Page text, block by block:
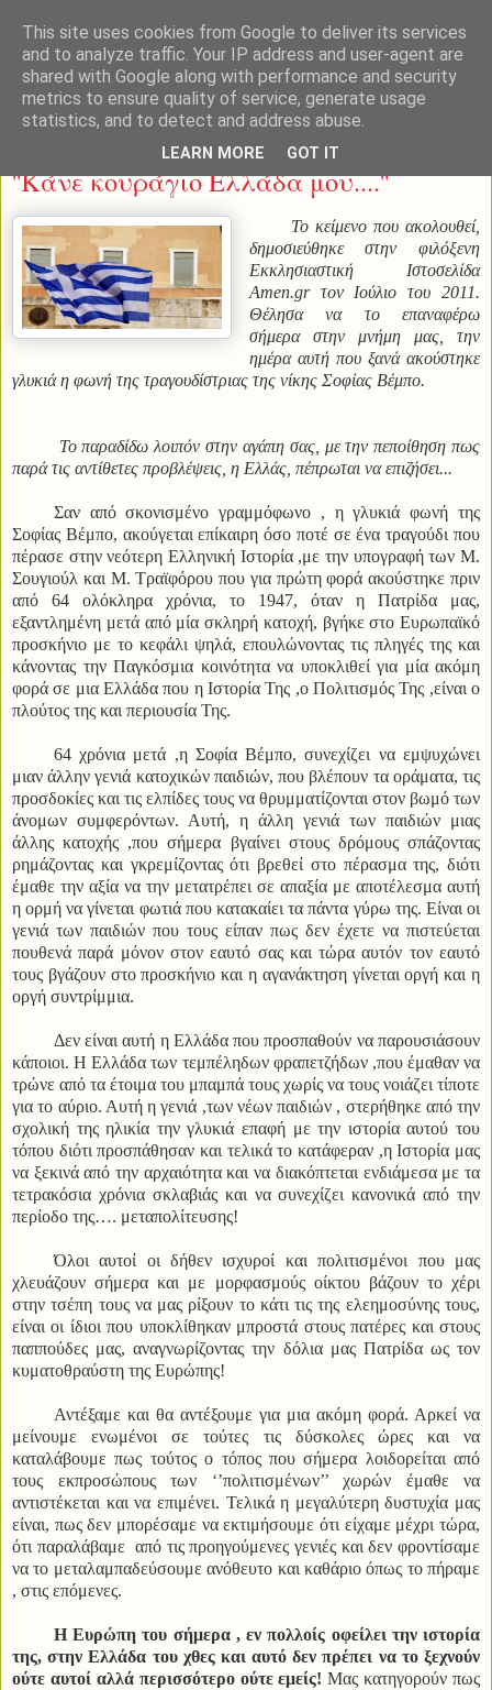
Τετάρτη 28 Οκτωβρίου 2015
''Κάνε κουράγιο Ελλάδα μου....''
Το κείμενο που ακολουθεί,
δημοσιεύθηκε στην φιλόξενη
Εκκλησιαστική Ιστοσελίδα
Amen.gr τον Ιούλιο του 2011.
Θέλησα να το επαναφέρω
σήμερα στην μνήμη μας, την
ημέρα αυτή που ξανά ακούστηκε
γλυκιά η φωνή της τραγουδίστριας της νίκης Σοφίας Βέμπο.
Το παραδίδω λοιπόν στην αγάπη σας, με την πεποίθηση πως
παρά τις αντίθετες προβλέψεις, η Ελλάς, πέπρωται να επιζήσει...
Σαν από σκονισμένο γραμμόφωνο , η γλυκιά φωνή της
Σοφίας Βέμπο, ακούγεται επίκαιρη όσο ποτέ σε ένα τραγούδι που
πέρασε στην νεότερη Ελληνική Ιστορία ,με την υπογραφή των Μ.
Σουγιούλ και Μ. Τραϊφόρου που για πρώτη φορά ακούστηκε πριν
από 64 ολόκληρα χρόνια, το 1947, όταν η Πατρίδα μας,
εξαντλημένη μετά από μία σκληρή κατοχή, βγήκε στο Ευρωπαϊκό
προσκήνιο με το κεφάλι ψηλά, επουλώνοντας τις πληγές της και
κάνοντας την Παγκόσμια κοινότητα να υποκλιθεί για μία ακόμη
φορά σε μια Ελλάδα που η Ιστορία Της ,ο Πολιτισμός Της ,είναι ο
πλούτος της και περιουσία Της.
64 χρόνια μετά ,η Σοφία Βέμπο, συνεχίζει να εμψυχώνει
μιαν άλλην γενιά κατοχικών παιδιών, που βλέπουν τα οράματα, τις
προσδοκίες και τις ελπίδες τους να θρυμματίζονται στον βωμό των
άνομων συμφερόντων. Αυτή, η άλλη γενιά των παιδιών μιας
άλλης κατοχής ,που σήμερα βγαίνει στους δρόμους σπάζοντας
ρημάζοντας και γκρεμίζοντας ότι βρεθεί στο πέρασμα της, διότι
έμαθε την αξία να την μετατρέπει σε απαξία με αποτέλεσμα αυτή
η ορμή να γίνεται φωτιά που κατακαίει τα πάντα γύρω της. Είναι οι
γενιά των παιδιών που τους είπαν πως δεν έχετε να πιστεύεται
πουθενά παρά μόνον στον εαυτό σας και τώρα αυτόν τον εαυτό
τους βγάζουν στο προσκήνιο και η αγανάκτηση γίνεται οργή και η
οργή συντρίμμια.
Δεν είναι αυτή η Ελλάδα που προσπαθούν να παρουσιάσουν
κάποιοι. Η Ελλάδα των τεμπέληδων φραπετζήδων ,που έμαθαν να
τρώνε από τα έτοιμα του μπαμπά τους χωρίς να τους νοιάζει τίποτε
για το αύριο. Αυτή η γενιά ,των νέων παιδιών , στερήθηκε από την
σχολική της ηλικία την γλυκιά επαφή με την ιστορία αυτού του
τόπου διότι προσπάθησαν και τελικά το κατάφεραν ,η Ιστορία μας
να ξεκινά από την αρχαιότητα και να διακόπτεται ενδιάμεσα με τα
τετρακόσια χρόνια σκλαβιάς και να συνεχίζει κανονικά από την
περίοδο της…. μεταπολίτευσης!
Όλοι αυτοί οι δήθεν ισχυροί και πολιτισμένοι που μας
χλευάζουν σήμερα και με μορφασμούς οίκτου βάζουν το χέρι
στην τσέπη τους να μας ρίξουν το κάτι τις της ελεημοσύνης τους,
είναι οι ίδιοι που υποκλίθηκαν μπροστά στους πατέρες και στους
παππούδες μας, αναγνωρίζοντας την δόλια μας Πατρίδα ως τον
κυματοθραύστη της Ευρώπης!
Αντέξαμε και θα αντέξουμε για μια ακόμη φορά. Αρκεί να
μείνουμε ενωμένοι σε τούτες τις δύσκολες ώρες και να
καταλάβουμε πως τούτος ο τόπος που σήμερα λοιδορείται από
τους εκπροσώπους των ‘’πολιτισμένων’’ χωρών έμαθε να
αντιστέκεται και να επιμένει. Τελικά η μεγαλύτερη δυστυχία μας
είναι, πως δεν μπορέσαμε να εκτιμήσουμε ότι είχαμε μέχρι τώρα,
ότι παραλάβαμε από τις προηγούμενες γενιές και δεν φροντίσαμε
να το μεταλαμπαδεύσουμε ανόθευτο και καθάριο όπως το πήραμε
, στις επόμενες.
Η Ευρώπη του σήμερα , εν πολλοίς οφείλει την ιστορία
της, στην Ελλάδα του χθες και αυτό δεν πρέπει να το ξεχνούν
ούτε αυτοί αλλά περισσότερο ούτε εμείς! Μας κατηγορούν πως
This site uses cookies from Google to deliver its services
and to analyze traffic. Your IP address and user-agent are
shared with Google along with performance and security
metrics to ensure quality of service, generate usage
statistics, and to detect and address abuse.
LEARN MORE GOT IT